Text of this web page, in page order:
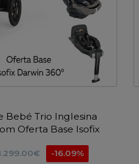
Bebé Trio Inglesina
Oferta Base Isofix
-16.09%